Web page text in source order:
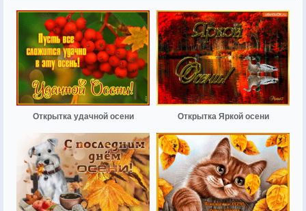
Открытка удачной осени Открытка Яркой осени